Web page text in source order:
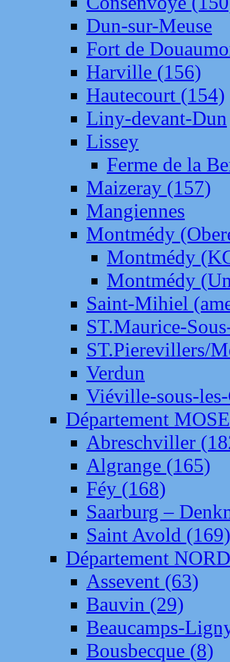
Dun-sur-Meuse
Fort de
Harville (156)
Hautecourt (154)
Liny-devant-Dun
Lissey
Ferme de la
Maizeray (157)
Mangiennes
Montmédy
Montmédy
Montmédy
Saint-Mihiel
ST.Maurice-
ST.Pierevillers/
Verdun
Viéville-sous-
Département
Abreschviller
Algrange (165)
Féy (168)
Saarburg –
Saint Avold (169)
Département NORD
Assevent (63)
Bauvin (29)
Beaucamps-
Bousbecque (8)